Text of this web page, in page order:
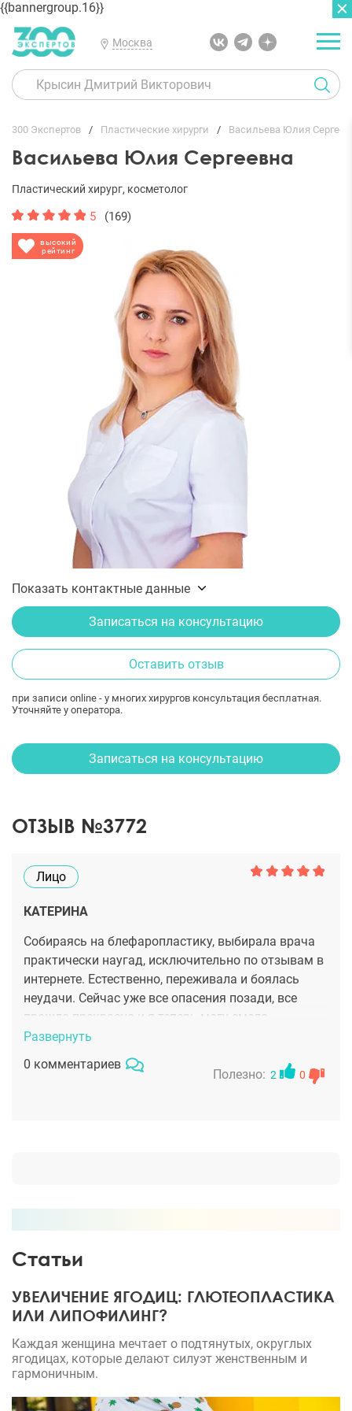
{{bannergroup.16}}
Москва
300 Экспертов Пластические хирурги Васильева Юлия
Васильева Юлия Сергеевна
высокий
рейтинг
Пластический хирург, косметолог
5 (169)
Показать контактные данные
Записаться на консультацию
Оставить отзыв
при записи online - у многих хирургов консультация бесплатная.
Уточняйте у оператора.
ГЛАВНАЯ ОТЗЫВЫ
Записаться на консультацию
ОТЗЫВ №3772
Лицо
КАТЕРИНА
Собираясь на блефаропластику, выбирала врача
практически наугад, исключительно по отзывам в
интернете. Естественно, переживала и боялась
неудачи. Сейчас уже все опасения позади, все
прошло прекрасно и я теперь могу смело
рекомендовать Юлию Сергеевну всем желающим
изменить свою внешность к лучшему. Это
настолько чуткий, располагающий человек, что
Развернуть
0 комментариев
Полезно: 2 0
Статьи
УВЕЛИЧЕНИЕ ЯГОДИЦ: ГЛЮТЕОПЛАСТИКА
ИЛИ ЛИПОФИЛИНГ?
Каждая женщина мечтает о подтянутых, округлых
ягодицах, которые делают силуэт женственным и
гармоничным.